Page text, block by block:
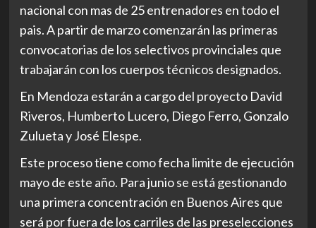
nacional con mas de 25 entrenadores en todo el
pais. A partir de marzo comenzarán las primeras
convocatorias de los selectivos provinciales que
trabajarán con los cuerpos técnicos designados.
En Mendoza estarán a cargo del proyecto David
Riveros, Humberto Lucero, Diego Ferro, Gonzalo
Zulueta y José Elespe.
Este proceso tiene como fecha limite de ejecución
mayo de este año. Para junio se está gestionando
una primera concentración en Buenos Aires que
será por fuera de los carriles de las preselecciones